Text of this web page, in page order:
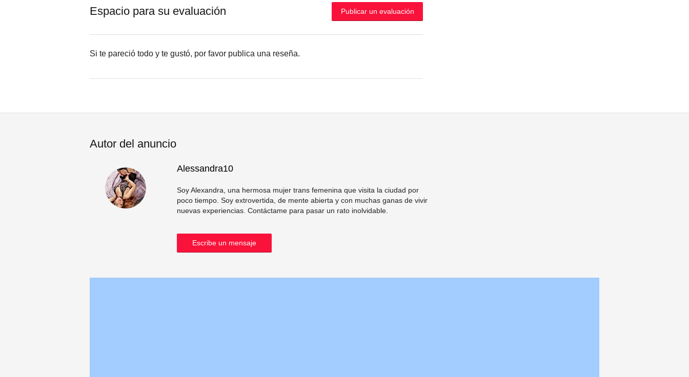
Espacio para su evaluación Publicar un evaluación
Si te pareció todo y te gustó, por favor publica una reseña.
Autor del anuncio
Alessandra10
Soy Alexandra, una hermosa mujer trans femenina que visita la ciudad por
poco tiempo. Soy extrovertida, de mente abierta y con muchas ganas de vivir
nuevas experiencias. Contáctame para pasar un rato inolvidable.
Escribe un mensaje